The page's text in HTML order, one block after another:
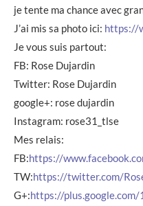
je tente ma chance avec
J’ai mis sa photo ici: https://
Je vous suis partout:
FB: Rose Dujardin
Twitter: Rose Dujardin
google+: rose dujardin
Instagram: rose31_tlse
Mes relais:
FB:https://
TW:https://twitter.com/
G+:https://